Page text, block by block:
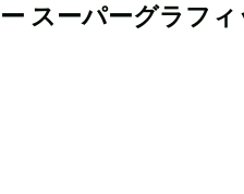
ー スーパーグラフィ